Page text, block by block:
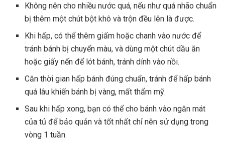
Không nên cho nhiều nước quá, nếu như quá nhão chuẩn
bị thêm một chút bột khô và trộn đều lên là được.
Khi hấp, có thể thêm giấm hoặc chanh vào nước để
tránh bánh bị chuyển màu, và dùng một chút dầu ăn
hoặc giấy nến để lót bánh, tránh dính vào nồi.
Căn thời gian hấp bánh đúng chuẩn, tránh để hấp bánh
quá lâu khiến bánh bị vàng, mất thẩm mỹ.
Sau khi hấp xong, bạn có thể cho bánh vào ngăn mát
của tủ để bảo quản và tốt nhất chỉ nên sử dụng trong
vòng 1 tuần.